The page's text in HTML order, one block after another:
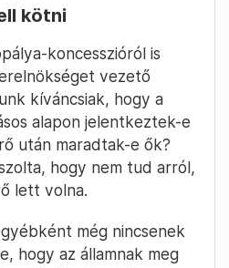
kötni
koncesszióról is
vezető
kíváncsiak, hogy a
alapon jelentkeztek-e
után maradtak-e ők?
hogy nem tud arról,
lett volna.
még nincsenek
hogy az államnak meg